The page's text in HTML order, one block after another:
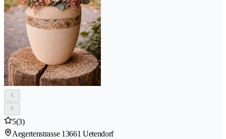
5(3)
Aegertenstrasse 13661 Uetendorf